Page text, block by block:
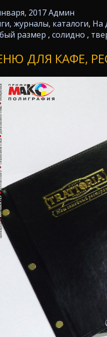
2017Админ
журналы, каталоги, На
размер , солидно ,
ДЛЯ КАФЕ,